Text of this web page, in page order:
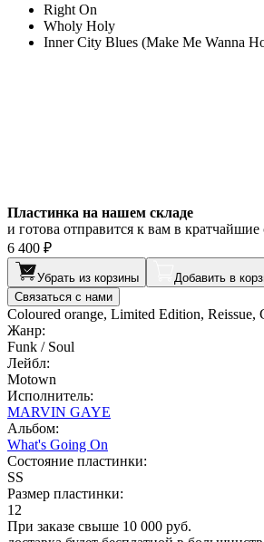
Right On
Wholy Holy
Inner City Blues (Make Me Wanna
Пластинка на нашем складе
и готова отправится к вам в кратчайшие
6 400 ₽
Убрать из корзины
Добавить в
Связаться с нами
Coloured orange, Limited Edition, Reissue,
Жанр:
Funk / Soul
Лейбл:
Motown
Исполнитель:
MARVIN GAYE
Альбом:
What's Going On
Состояние пластинки:
SS
Размер пластинки:
12
При заказе свыше 10 000 руб.